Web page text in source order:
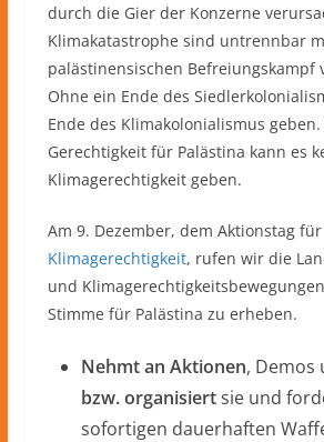
durch die Gier der Konzerne
Klimakatastrophe sind untrennbar
palästinensischen Befreiungskampf
Ohne ein Ende des
Ende des Klimakolonialismus
Gerechtigkeit für Palästina kann es
Klimagerechtigkeit geben.
Am 9. Dezember, dem Aktionstag für
Klimagerechtigkeit, rufen wir die
und
Stimme für Palästina zu erheben.
Nehmt an Aktionen, Demos
bzw. organisiertsie und
sofortigen dauerhaften